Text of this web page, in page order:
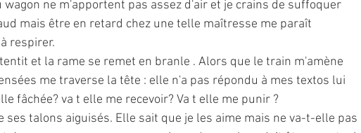
ne m'apportent pas assez d'air et je crains de suffoquer
mais être en retard chez une telle maîtresse me paraît
respirer.
et la rame se remet en branle . Alors que le train m'amène
me traverse la tête : elle n'a pas répondu à mes textos lui
fâchée? va t elle me recevoir? Va t elle me punir ?
ses talons aiguisés. Elle sait que je les aime mais ne va-t-elle pas